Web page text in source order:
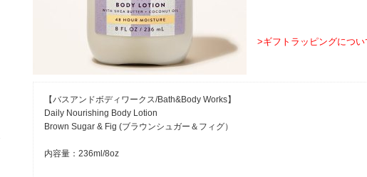
>ギフトラッピングについ
【バスアンドボディワークス/Bath&Body Works】
Daily Nourishing Body Lotion
Brown Sugar & Fig (ブラウンシュガー＆フィグ）
内容量：236ml/8oz